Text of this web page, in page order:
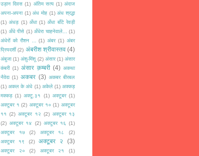
उड़ान दिवस (1) अंतिम सत्य (1) अंदाज
अपना-अपना (1) अंध मोह (1) अंध श्रद्धा
(1) अंधड़ (1) अँधा (1) अँधा बाँटे रेवड़ी
(1) अँधे पीसे (1) अँधेरा चाहनेवाले...
(1)
अंधेरों को रौशन ...
(1) अंबर (1) अंबर
प्रियदर्शी (2) अंबरीश श्रीवास्तव (4)
अंबुजा (1) अंशु-मिंशू (2) अंसार (1) अंसार
कंबरी (1) अंसार क़म्बरी (4) अकथा
नैवेद्य (1) अकबर (3) अकबर बीरबल
(1) अकल के अंधे (1) अकेले (1) अक्कड़
मक्कड़ (1) अक्टू.३१ (1) अक्टूबर (1)
अक्टूबर १ (2) अक्टूबर १० (1) अक्टूबर
११ (2) अक्टूबर १२ (2) अक्टूबर १३
(2) अक्टूबर १४ (2) अक्टूबर १६ (1)
अक्टूबर १७
(2) अक्टूबर १८
(2)
अक्टूबर १९
(2) अक्टूबर २ (3)
अक्टूबर २० (2) अक्टूबर २१
(1)